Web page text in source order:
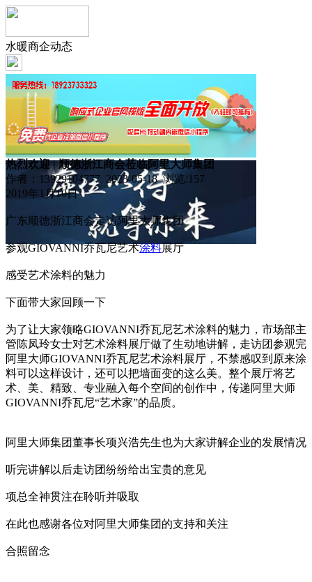
水暖商企动态
热烈欢迎 | 顺德浙江商会莅临阿里大师集团
作者：13929104777 2023-05-18 浏览:157
2019年1月10日
广东顺德浙江商会走访阿里大师集团
参观GIOVANNI乔瓦尼艺术涂料展厅
感受艺术涂料的魅力
下面带大家回顾一下
为了让大家领略GIOVANNI乔瓦尼艺术涂料的魅力，市场部主
管陈凤玲女士对艺术涂料展厅做了生动地讲解，走访团参观完
阿里大师GIOVANNI乔瓦尼艺术涂料展厅，不禁感叹到原来涂
料可以这样设计，还可以把墙面变的这么美。整个展厅将艺
术、美、精致、专业融入每个空间的创作中，传递阿里大师
GIOVANNI乔瓦尼“艺术家”的品质。
阿里大师集团董事长项兴浩先生也为大家讲解企业的发展情况
听完讲解以后走访团纷纷给出宝贵的意见
项总全神贯注在聆听并吸取
在此也感谢各位对阿里大师集团的支持和关注
合照留念